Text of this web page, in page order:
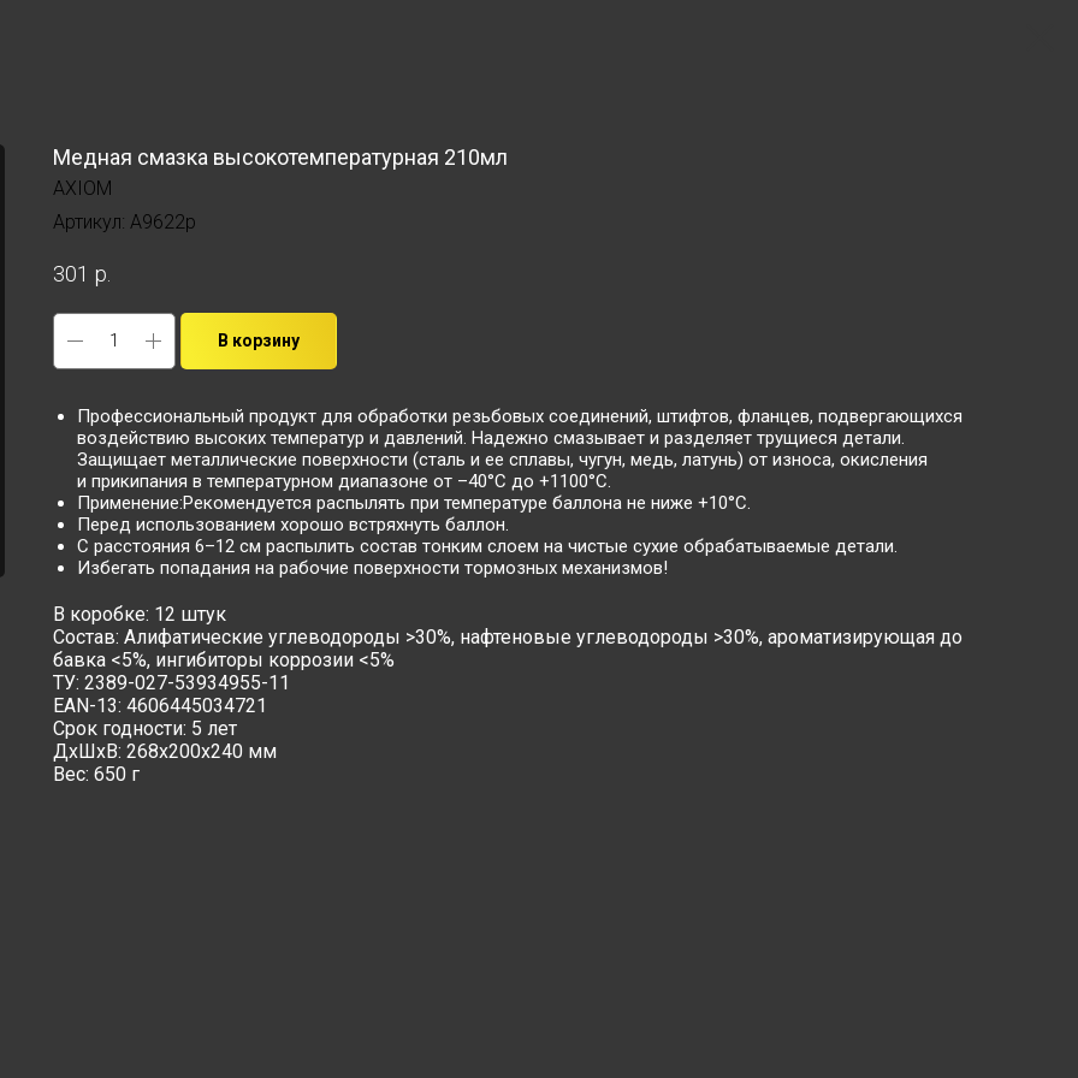
Медная смазка высокотемпературная 210мл
AXIOM
Артикул: A9622p
301 р.
В корзину
Профессиональный продукт для обработки резьбовых соединений, штифтов, фланцев, подвергающихся
воздействию высоких температур и давлений. Надежно смазывает и разделяет трущиеся детали.
Защищает металлические поверхности (сталь и ее сплавы, чугун, медь, латунь) от износа, окисления
и прикипания в температурном диапазоне от –40°С до +1100°С.
Применение:Рекомендуется распылять при температуре баллона не ниже +10°С.
Перед использованием хорошо встряхнуть баллон.
С расстояния 6–12 см распылить состав тонким слоем на чистые сухие обрабатываемые детали.
Избегать попадания на рабочие поверхности тормозных механизмов!
В коробке: 12 штук
Состав: Алифатические углеводороды >30%, нафтеновые углеводороды >30%, ароматизирующая до
бавка <5%, ингибиторы коррозии <5%
ТУ: 2389-027-53934955-11
EAN-13: 4606445034721
Срок годности: 5 лет
ДxШxВ: 268x200x240 мм
Вес: 650 г